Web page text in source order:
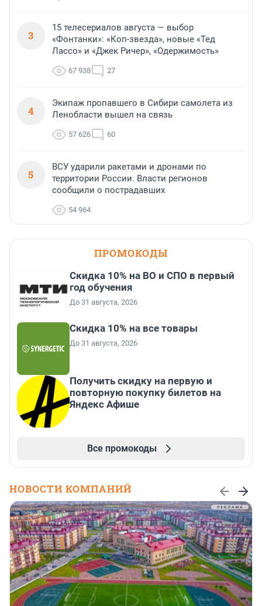
3
15 телесериалов августа — выбор
«Фонтанки»: «Коп-звезда», новые «Тед
Лассо» и «Джек Ричер», «Одержимость»
67 938 27
4
Экипаж пропавшего в Сибири самолета из
Ленобласти вышел на связь
57 626 60
5
ВСУ ударили ракетами и дронами по
территории России. Власти регионов
сообщили о пострадавших
54 964
ПРОМОКОДЫ
Скидка 10% на ВО и СПО в первый
год обучения
До 31 августа, 2026
Скидка 10% на все товары
До 31 августа, 2026
Получить скидку на первую и
повторную покупку билетов на
Яндекс Афише
Все промокоды
НОВОСТИ КОМПАНИЙ